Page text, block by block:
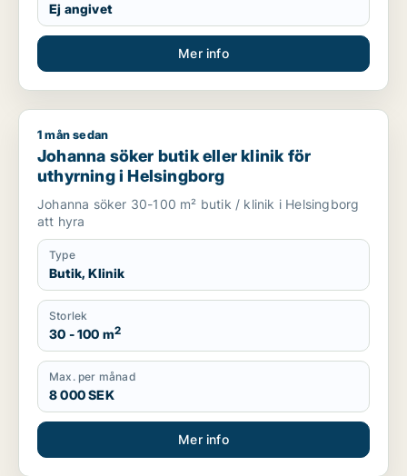
Ej angivet
Mer info
Johanna söker butik eller klinik för uthyrning i Helsingborg
1 mån sedan
Johanna söker butik eller klinik för
uthyrning i Helsingborg
Johanna söker 30-100 m² butik / klinik i Helsingborg
att hyra
Type
Butik, Klinik
Storlek
30 - 100 m2
Max. per månad
8 000 SEK
Mer info